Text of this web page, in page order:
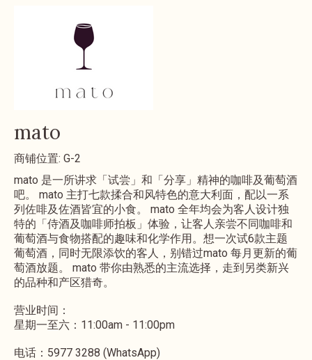
mato
商铺位置: G-2
mato 是一所讲求「试尝」和「分享」精神的咖啡及葡萄酒
吧。 mato 主打七款揉合和风特色的意大利面，配以一系
列佐啡及佐酒皆宜的小食。 mato 全年均会为客人设计独
特的「侍酒及咖啡师拍板」体验，让客人亲尝不同咖啡和
葡萄酒与食物搭配的趣味和化学作用。想一次试6款主题
葡萄酒，同时无限添饮的客人，别错过mato 每月更新的葡
萄酒放题。 mato 带你由熟悉的主流选择，走到另类新兴
的品种和产区猎奇。
营业时间：
星期一至六：11:00am - 11:00pm
电话：5977 3288 (WhatsApp)